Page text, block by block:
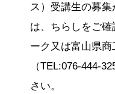
ス）受講生の募集
は、ちらしをご
ーク又は富山県
（TEL:076-444-
さい。